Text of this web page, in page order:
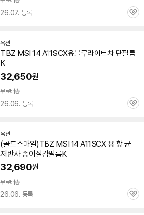
26.07. 등록
관
옥션
TBZ MSI 14 A11SCX용블루라이트차 단필름
K
32,650원
무료배송
26.06. 등록
관
옥션
(골드스마일)TBZ MSI 14 A11SCX 용 항 균
저반사 종이질감필름K
32,690원
무료배송
26.06. 등록
관